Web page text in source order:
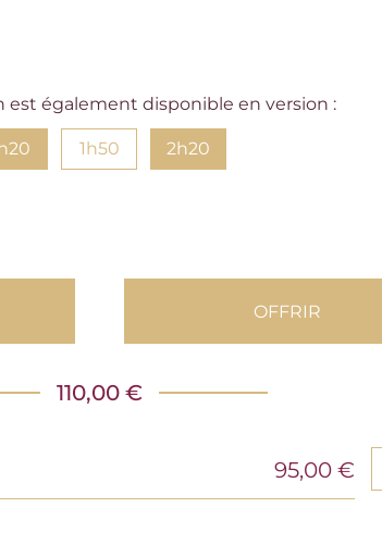
est également disponible en version :
1h50 2h20
OFFRIR
110,00 €
95,00 €